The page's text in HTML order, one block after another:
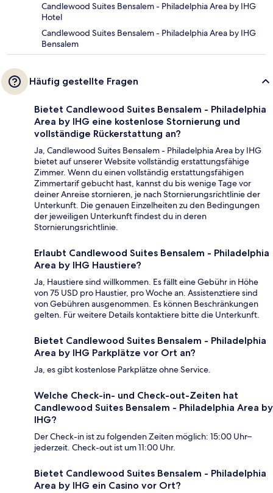
Candlewood Suites Bensalem - Philadelphia Area by IHG
Hotel
Candlewood Suites Bensalem - Philadelphia Area by IHG
Bensalem
Häufig gestellte Fragen
Bietet Candlewood Suites Bensalem - Philadelphia
Area by IHG eine kostenlose Stornierung und
vollständige Rückerstattung an?
Ja, Candlewood Suites Bensalem - Philadelphia Area by IHG
bietet auf unserer Website vollständig erstattungsfähige
Zimmer. Wenn du einen vollständig erstattungsfähigen
Zimmertarif gebucht hast, kannst du bis wenige Tage vor
deiner Anreise stornieren, je nach Stornierungsrichtlinie der
Unterkunft. Die genauen Einzelheiten zu den Bedingungen
der jeweiligen Unterkunft findest du in deren
Stornierungsrichtlinie.
Erlaubt Candlewood Suites Bensalem - Philadelphia
Area by IHG Haustiere?
Ja, Haustiere sind willkommen. Es fällt eine Gebühr in Höhe
von 75 USD pro Haustier, pro Woche an. Assistenztiere sind
von Gebühren ausgenommen. Es können Beschränkungen
gelten. Für weitere Details kontaktiere bitte die Unterkunft.
Bietet Candlewood Suites Bensalem - Philadelphia
Area by IHG Parkplätze vor Ort an?
Ja, es gibt kostenlose Parkplätze ohne Service.
Welche Check-in- und Check-out-Zeiten hat
Candlewood Suites Bensalem - Philadelphia Area by
IHG?
Der Check-in ist zu folgenden Zeiten möglich: 15:00 Uhr–
jederzeit. Check-out ist um 11:00 Uhr.
Bietet Candlewood Suites Bensalem - Philadelphia
Area by IHG ein Casino vor Ort?